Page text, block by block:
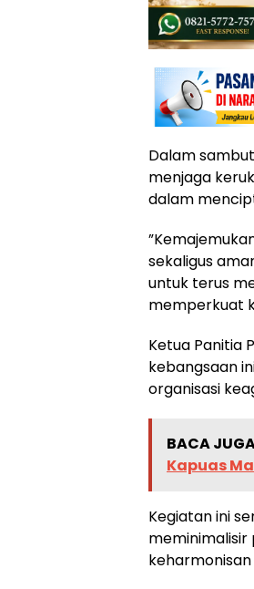
Dalam
menjaga
dalam
sekaligus
untuk terus
memperkuat
Ketua Panitia
kebangsaan
organisasi
BACA
Kapuas
Kegiatan ini